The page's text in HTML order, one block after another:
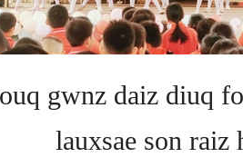
gwnz daiz diuq
lauxsae son raiz